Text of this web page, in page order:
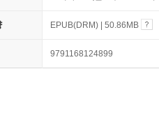
EPUB(DRM) | 50.86MB
9791168124899